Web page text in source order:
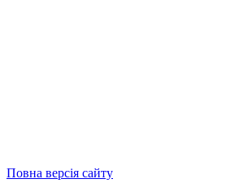
Повна версія сайту